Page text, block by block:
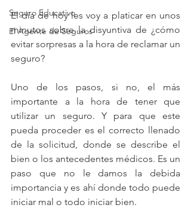
Seguro Educativo
El Agente de Seguros
El día de hoy les voy a platicar en unos
minutos sobre la disyuntiva de ¿cómo
evitar sorpresas a la hora de reclamar un
seguro?
Uno de los pasos, si no, el más
importante a la hora de tener que
utilizar un seguro. Y para que este
pueda proceder es el correcto llenado
de la solicitud, donde se describe el
bien o los antecedentes médicos. Es un
paso que no le damos la debida
importancia y es ahí donde todo puede
iniciar mal o todo iniciar bien.